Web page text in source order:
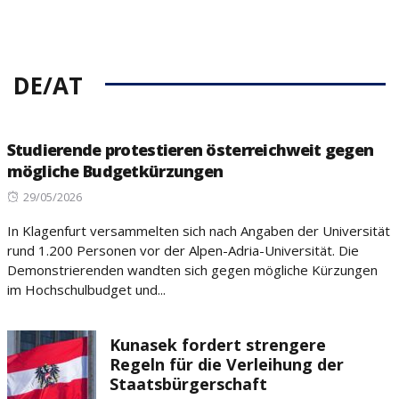
DE/AT
Studierende protestieren österreichweit gegen
mögliche Budgetkürzungen
Posted
29/05/2026
In Klagenfurt versammelten sich nach Angaben der Universität
rund 1.200 Personen vor der Alpen-Adria-Universität. Die
Demonstrierenden wandten sich gegen mögliche Kürzungen
im Hochschulbudget und...
Kunasek fordert strengere
Regeln für die Verleihung der
Staatsbürgerschaft